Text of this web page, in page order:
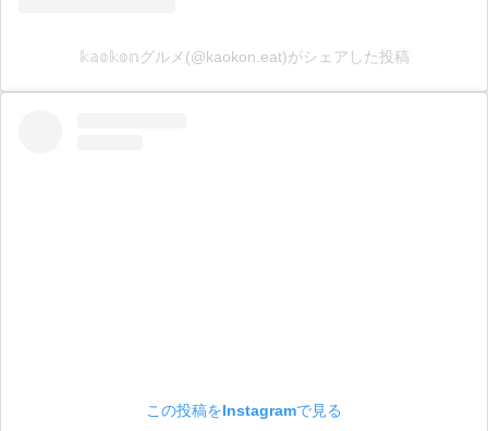
𝕜𝕒𝕠𝕜𝕠𝕟グルメ(@kaokon.eat)がシェアした投稿
この投稿をInstagramで見る